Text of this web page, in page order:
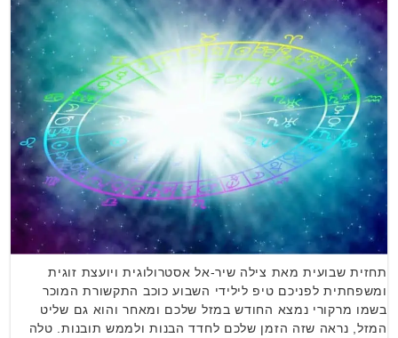
תחזית שבועית מאת צילה שיר-אל אסטרולוגית ויועצת זוגית
ומשפחתית לפניכם טיפ לילידי השבוע כוכב התקשורת המוכר
בשמו מרקורי נמצא החודש במזל שלכם ומאחר והוא גם שליט
המזל, נראה שזה הזמן שלכם לחדד הבנות ולממש תובנות. טלה